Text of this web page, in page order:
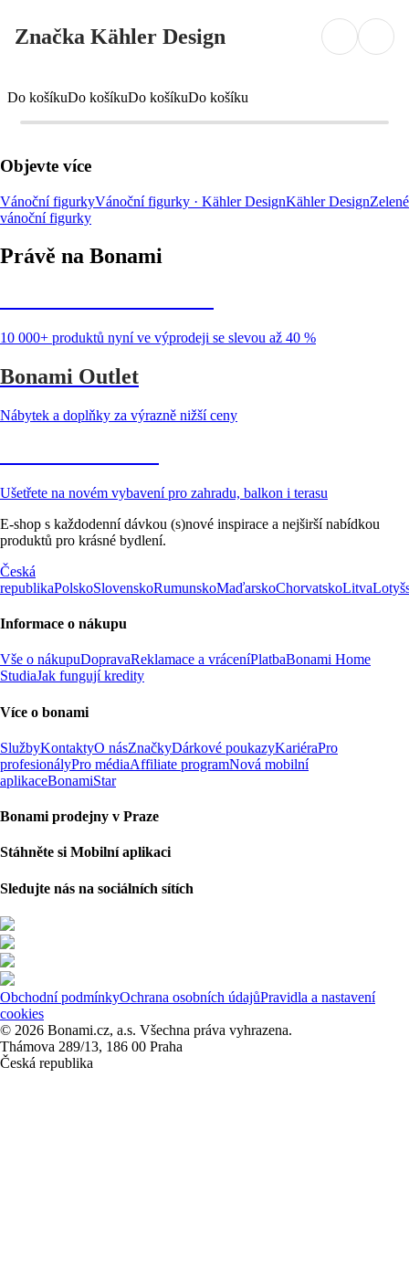
Značka Kähler Design
Do košíkuDo košíkuDo košíkuDo košíku
Objevte více
Vánoční figurkyVánoční figurky · Kähler DesignKähler DesignZelené
vánoční figurky
Právě na Bonami
10 000+ produktů nyní ve výprodeji se slevou až 40 %
Bonami Outlet
Nábytek a doplňky za výrazně nižší ceny
Ušetřete na novém vybavení pro zahradu, balkon i terasu
E-shop s každodenní dávkou (s)nové inspirace a nejširší nabídkou
produktů pro krásné bydlení.
Česká
republikaPolskoSlovenskoRumunskoMaďarskoChorvatskoLitva
Informace o nákupu
Vše o nákupuDopravaReklamace a vráceníPlatbaBonami Home
StudiaJak fungují kredity
Více o bonami
SlužbyKontaktyO násZnačkyDárkové poukazyKariéraPro
profesionályPro médiaAffiliate programNová mobilní
aplikaceBonamiStar
Bonami prodejny v Praze
Stáhněte si Mobilní aplikaci
Sledujte nás na sociálních sítích
Obchodní podmínkyOchrana osobních údajůPravidla a nastavení
cookies
© 2026 Bonami.cz, a.s. Všechna práva vyhrazena.
Thámova 289/13, 186 00 Praha
Česká republika